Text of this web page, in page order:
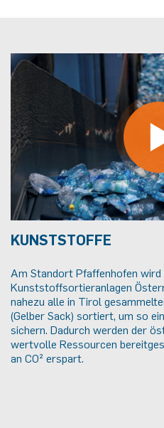
KUNSTSTOFFE
Am Standort Pfaffenhofen wird
Kunststoffsortieranlagen
nahezu alle in Tirol
(Gelber Sack) sortiert, um so
sichern. Dadurch werden der
wertvolle Ressourcen
an CO² erspart.